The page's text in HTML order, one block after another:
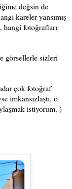
değsin de
kareler yansımış
hangi fotoğrafları
görsellerle sizleri
çok fotoğraf
imkansızlaştı, o
istiyorum. )